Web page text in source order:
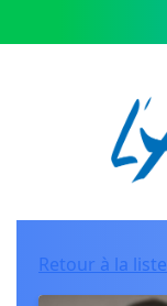
Retour à la liste